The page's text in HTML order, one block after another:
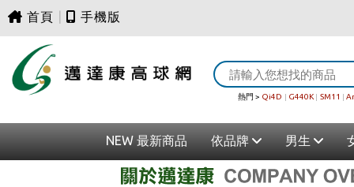
首頁 手機版
熱門 > Qi4D | G440K | SM11 |
NEW 最新商品 依品牌 男生